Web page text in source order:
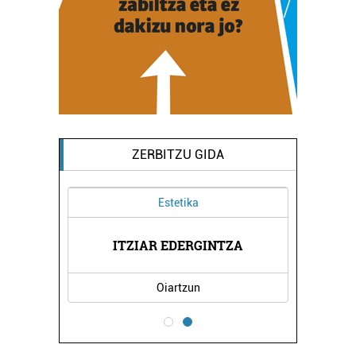
ZERBITZU GIDA
Estetika
ITZIAR EDERGINTZA
Oiartzun